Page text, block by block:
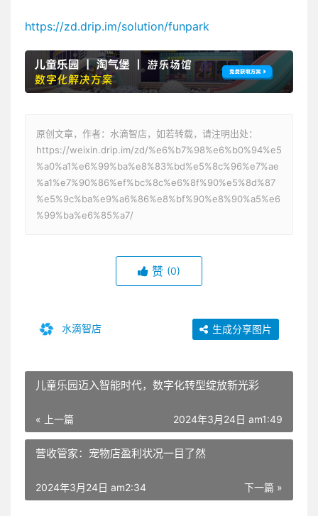
https://zd.drip.im/solution/funpark
原创文章，作者：水滴智店，如若转载，请注明出处：
https://weixin.drip.im/zd/%e6%b7%98%e6%b0%94%e5
%a0%a1%e6%99%ba%e8%83%bd%e5%8c%96%e7%ae
%a1%e7%90%86%ef%bc%8c%e6%8f%90%e5%8d%87
%e5%9c%ba%e9%a6%86%e8%bf%90%e8%90%a5%e6
%99%ba%e6%85%a7/
赞 (0)
水滴智店 生成分享图片
儿童乐园迈入智能时代，数字化转型绽放新光彩
« 上一篇 2024年3月24日 am1:49
营收管家：宠物店盈利状况一目了然
下一篇 »
2024年3月24日 am2:34